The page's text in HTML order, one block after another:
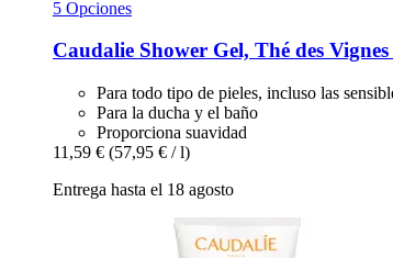
5 Opciones
Caudalie Shower Gel, Thé des
Para todo tipo de pieles, incluso las
Para la ducha y el baño
Proporciona suavidad
11,59 € (57,95 € / l)
Entrega hasta el 18 agosto